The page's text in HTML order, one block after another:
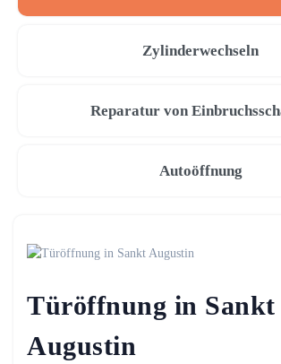
Zylinderwechseln
Reparatur von
Autoöffnung
Türöffnung in Sankt
Augustin